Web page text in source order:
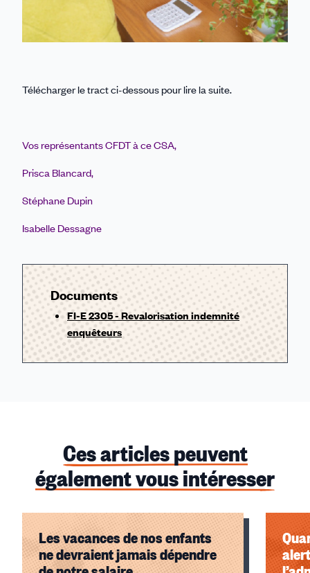
Télécharger le tract ci-dessous pour lire la suite.
Vos représentants CFDT à ce CSA,
Prisca Blancard,
Stéphane Dupin
Isabelle Dessagne
Documents
FI-E 2305 - Revalorisation indemnité
enquêteurs
Ces articles peuvent
également vous intéresser
Les vacances de nos enfants
ne devraient jamais dépendre